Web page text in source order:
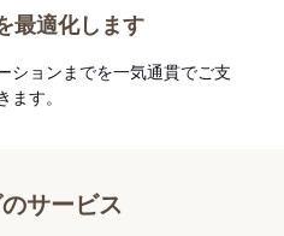
最適化します
ションまでを一気通貫でご支
ます。
サービス